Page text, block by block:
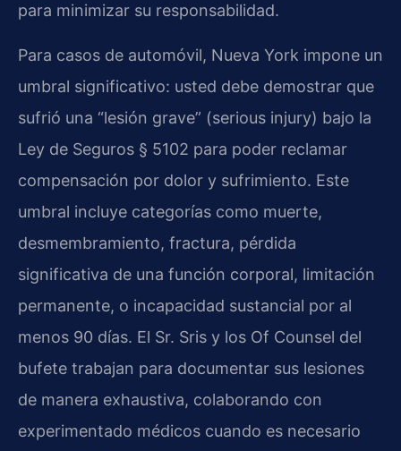
para minimizar su responsabilidad.
Para casos de automóvil, Nueva York impone un
umbral significativo: usted debe demostrar que
sufrió una “lesión grave” (serious injury) bajo la
Ley de Seguros § 5102 para poder reclamar
compensación por dolor y sufrimiento. Este
umbral incluye categorías como muerte,
desmembramiento, fractura, pérdida
significativa de una función corporal, limitación
permanente, o incapacidad sustancial por al
menos 90 días. El Sr. Sris y los Of Counsel del
bufete trabajan para documentar sus lesiones
de manera exhaustiva, colaborando con
experimentado médicos cuando es necesario